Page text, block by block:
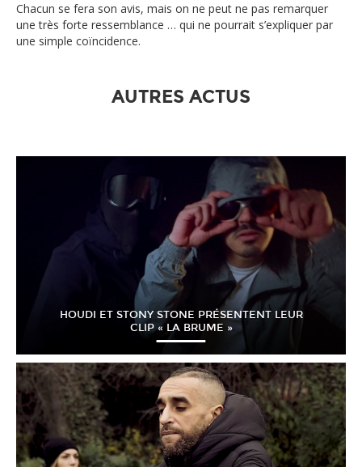
Chacun se fera son avis, mais on ne peut ne pas remarquer
une très forte ressemblance … qui ne pourrait s’expliquer par
une simple coïncidence.
AUTRES ACTUS
HOUDI ET STONY STONE PRÉSENTENT LEUR
CLIP « LA BRUME »